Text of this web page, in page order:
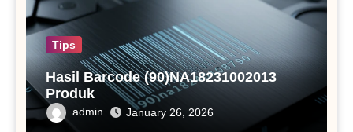
Tips
Hasil Barcode (90)NA18231002013
Produk
admin January 26, 2026